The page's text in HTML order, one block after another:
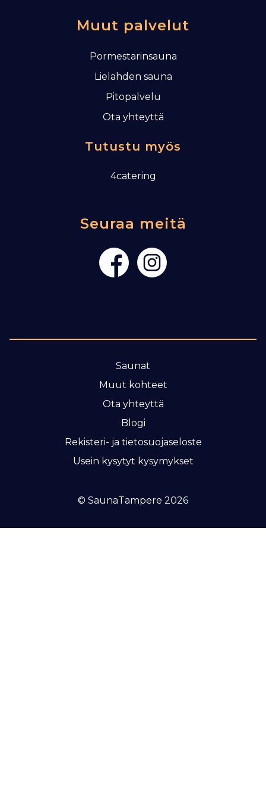
Muut palvelut
Pormestarinsauna
Lielahden sauna
Pitopalvelu
Ota yhteyttä
Tutustu myös
4catering
Seuraa meitä
Saunat
Muut kohteet
Ota yhteyttä
Blogi
Rekisteri- ja tietosuojaseloste
Usein kysytyt kysymykset
© SaunaTampere 2026